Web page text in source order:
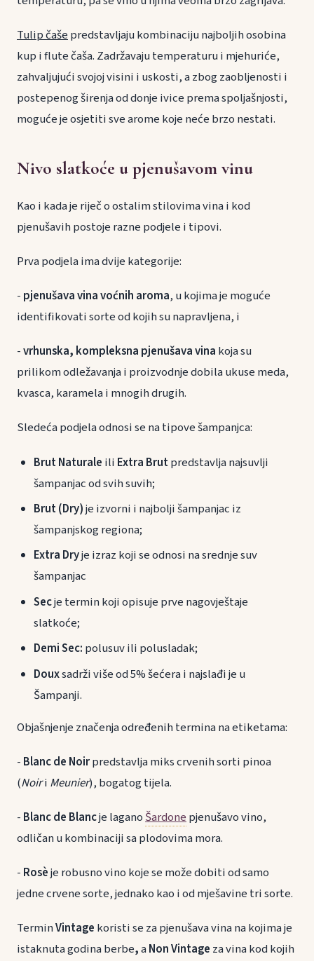
Tulip čaše predstavljaju kombinaciju najboljih osobina
kup i flute čaša. Zadržavaju temperaturu i mjehuriće,
zahvaljujući svojoj visini i uskosti, a zbog zaobljenosti i
postepenog širenja od donje ivice prema spoljašnjosti,
moguće je osjetiti sve arome koje neće brzo nestati.
Nivo slatkoće u pjenušavom vinu
Kao i kada je riječ o ostalim stilovima vina i kod
pjenušavih postoje razne podjele i tipovi.
Prva podjela ima dvije kategorije:
- pjenušava vina voćnih aroma, u kojima je moguće
identifikovati sorte od kojih su napravljena, i
-vrhunska, kompleksna pjenušava vina koja su
prilikom odležavanja i proizvodnje dobila ukuse meda,
kvasca, karamela i mnogih drugih.
Sledeća podjela odnosi se na tipove šampanjca:
Brut Naturale ili Extra Brutpredstavlja najsuvlji
šampanjac od svih suvih;
Brut (Dry)je izvorni i najbolji šampanjac iz
šampanjskog regiona;
Extra Dryje izraz koji se odnosi na srednje suv
šampanjac
Secje termin kojiopisuje prve nagovještaje
slatkoće;
Demi Sec: polusuv ili polusladak;
Douxsadrži više od 5% šećera i najslađi je u
Šampanji.
Objašnjenje značenja određenih termina na etiketama:
- Blanc de Noirpredstavlja miks crvenih sorti pinoa
(Noiri Meunier), bogatog tijela.
- Blanc de Blancje laganoŠardonepjenušavo vino,
odličan u kombinaciji sa plodovima mora.
- Rosèje robusno vino koje se može dobiti od samo
jedne crvene sorte, jednako kao i od mješavine tri sorte.
TerminVintage koristi se za pjenušava vina na kojima je
istaknuta godina berbe,aNon Vintage za vina kod kojih